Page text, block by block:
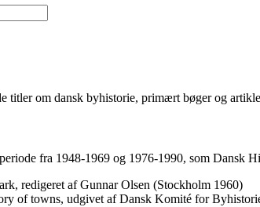
titler om dansk byhistorie, primært bøger og
fra 1948-1969 og 1976-1990, som
redigeret af Gunnar Olsen (Stockholm 1960)
of towns, udgivet af Dansk Komité for